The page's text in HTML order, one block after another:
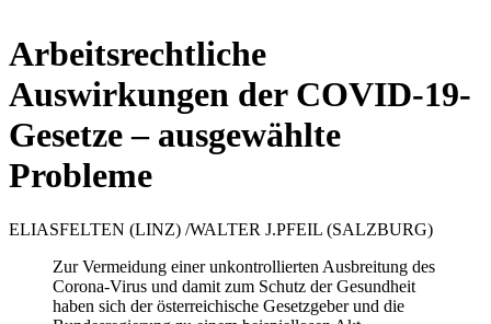
Arbeitsrechtliche
Auswirkungen der COVID-19-
Gesetze – ausgewählte
Probleme
ELIASFELTEN (LINZ) /WALTER J.PFEIL (SALZBURG)
Zur Vermeidung einer unkontrollierten Ausbreitung des
Corona-Virus und damit zum Schutz der Gesundheit
haben sich der österreichische Gesetzgeber und die